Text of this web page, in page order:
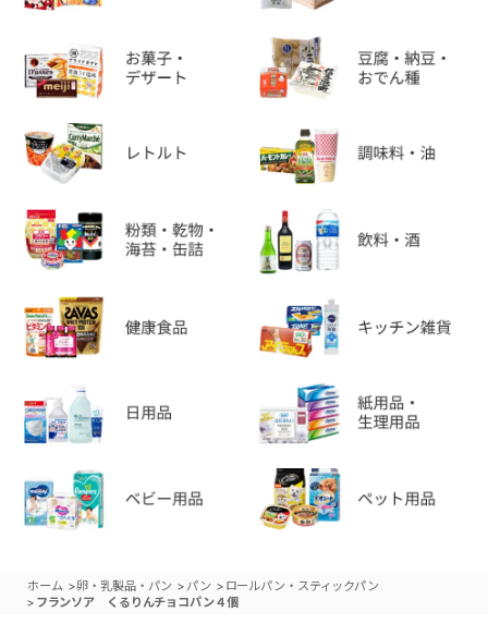
ホーム >卵・乳製品・パン > パン > ロールパン・スティックパン
> フランソア くるりんチョコパン４個